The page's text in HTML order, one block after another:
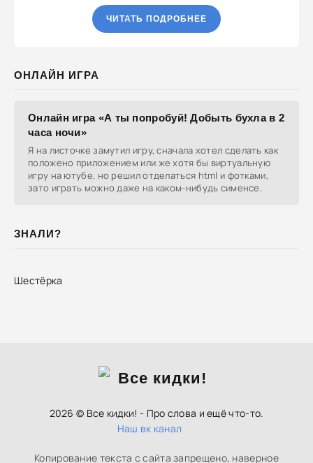
ЧИТАТЬ ПОДРОБНЕЕ
ОНЛАЙН ИГРА
Онлайн игра «А ты попробуй! Добыть бухла в 2
часа ночи»
Я на листочке замутил игру, сначала хотел сделать как
положено приложением или же хотя бы виртуальную
игру на ютубе, но решил отделаться html и фотками,
зато играть можно даже на каком-нибудь сименсе.
ЗНАЛИ?
Шестёрка
2026 © Все кидки! - Про слова и ещё что-то.
Наш вк канал
Копирование текста с сайта запрещено, наверное